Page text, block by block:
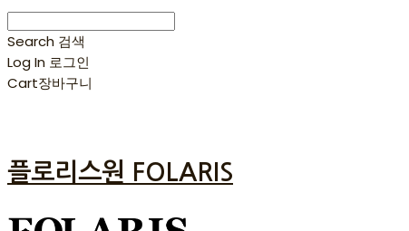
Search 검색
Log In 로그인
Cart장바구니
플로리스원 FOLARIS